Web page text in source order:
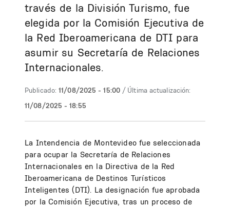
través de la División Turismo, fue
elegida por la Comisión Ejecutiva de
la Red Iberoamericana de DTI para
asumir su Secretaría de Relaciones
Internacionales.
Publicado: 11/08/2025 - 15:00 / Última actualización:
11/08/2025 - 18:55
La Intendencia de Montevideo fue seleccionada
para ocupar la Secretaría de Relaciones
Internacionales en la Directiva de la Red
Iberoamericana de Destinos Turísticos
Inteligentes (DTI). La designación fue aprobada
por la Comisión Ejecutiva, tras un proceso de